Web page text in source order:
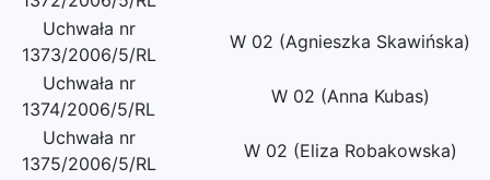
Uchwała nr
1373/2006/5/RL
W 02 (Agnieszka Skawińska)
Uchwała nr
1374/2006/5/RL
W 02 (Anna Kubas)
Uchwała nr
1375/2006/5/RL
W 02 (Eliza Robakowska)